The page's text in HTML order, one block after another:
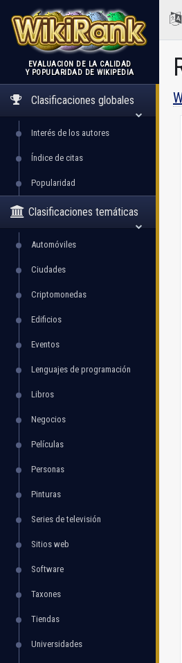
WikiRank
EVALUACIÓN DE LA CALIDAD
Y POPULARIDAD DE WIKIPEDIA
Clasificaciones globales
Interés de los autores
Índice de citas
Popularidad
Clasificaciones temáticas
Automóviles
Ciudades
Criptomonedas
Edificios
Eventos
Lenguajes de programación
Libros
Negocios
Películas
Personas
Pinturas
Series de televisión
Sitios web
Software
Taxones
Tiendas
Universidades